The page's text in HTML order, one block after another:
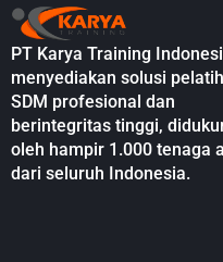
PT Karya Training
menyediakan solusi
SDM profesional dan
berintegritas tinggi,
oleh hampir 1.000 tenaga
dari seluruh Indonesia.